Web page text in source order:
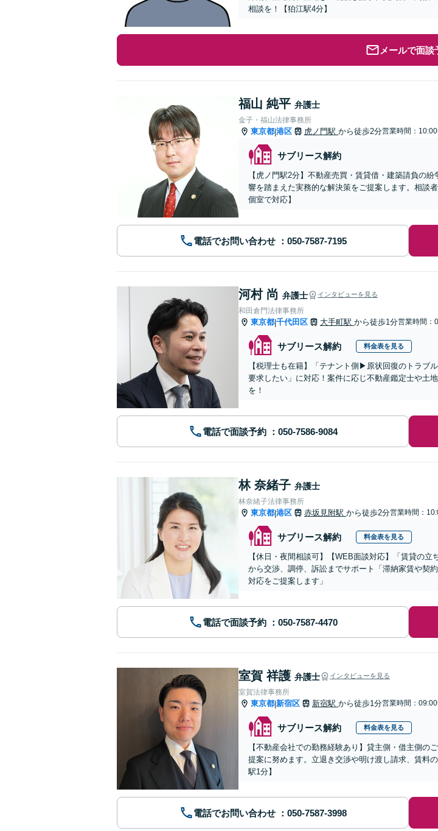
相談を！【狛江駅4分】
メールで面談
福山 純平 弁護士
金子・福山法律事務所
東京都|港区 虎ノ門駅 から徒歩2分営業時間：
サブリース解約
【虎ノ門駅2分】不動産売買・賃貸借・建築請負の
響を踏まえた実務的な解決策をご提案します。相談
個室で対応】
電話でお問い合わせ
河村 尚 弁護士 インタビューを見る
和田倉門法律事務所
東京都|千代田区 大手町駅 から徒歩1分営業時間：
サブリース解約 料金表を見る
【税理士も在籍】「テナント側▶︎原状回復のトラブ
要求したい」に対応！案件に応じ不動産鑑定士や土
を！
電話で面談予約
林 奈緒子 弁護士
林奈緒子法律事務所
東京都|港区 赤坂見附駅 から徒歩2分営業時間：
サブリース解約 料金表を見る
【休日・夜間相談可】【WEB面談対応】「賃貸の
から交渉、調停、訴訟までサポート「滞納家賃や契
対応をご提案します」
電話で面談予約
室賀 祥護 弁護士 インタビューを見る
室賀法律事務所
東京都|新宿区 新宿駅 から徒歩1分営業時間：
サブリース解約 料金表を見る
【不動産会社での勤務経験あり】貸主側・借主側
提案に努めます。立退き交渉や明け渡し請求、賃料
駅1分】
電話でお問い合わせ